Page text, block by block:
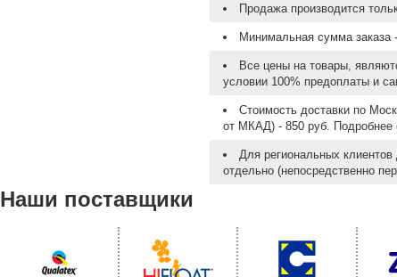
Продажа производится
Минимальная сумма заказа
Все цены на товары,
условии 100% предоплаты и
Стоимость доставки по
от МКАД) - 850 руб. Подробнее
Для региональных
отдельно (непосредственно
Наши поставщики